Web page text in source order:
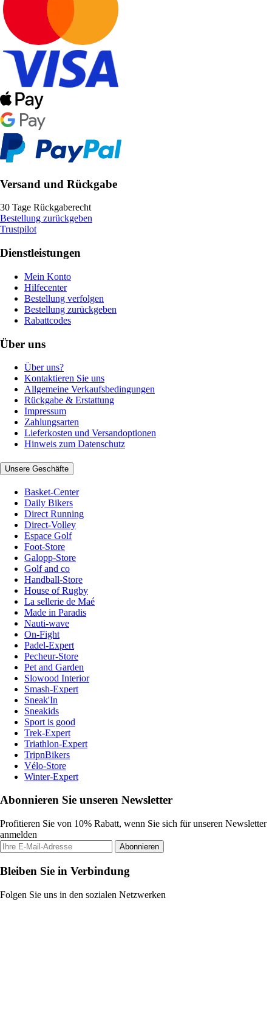
Versand und Rückgabe
30 Tage Rückgaberecht
Bestellung zurückgeben
Trustpilot
Dienstleistungen
Mein Konto
Hilfecenter
Bestellung verfolgen
Bestellung zurückgeben
Rabattcodes
Über uns
Über uns?
Kontaktieren Sie uns
Allgemeine Verkaufsbedingungen
Rückgabe & Erstattung
Impressum
Zahlungsarten
Lieferkosten und Versandoptionen
Hinweis zum Datenschutz
Unsere Geschäfte
Basket-Center
Daily Bikers
Direct Running
Direct-Volley
Espace Golf
Foot-Store
Galopp-Store
Golf and co
Handball-Store
House of Rugby
La sellerie de Maé
Made in Paradis
Nauti-wave
On-Fight
Padel-Expert
Pecheur-Store
Pet and Garden
Slowood Interior
Smash-Expert
Sneak'In
Sneakids
Sport is good
Trek-Expert
Triathlon-Expert
TripnBikers
Vélo-Store
Winter-Expert
Abonnieren Sie unseren Newsletter
Profitieren Sie von 10% Rabatt, wenn Sie sich für unseren Newsletter
anmelden
Abonnieren
Bleiben Sie in Verbindung
Folgen Sie uns in den sozialen Netzwerken